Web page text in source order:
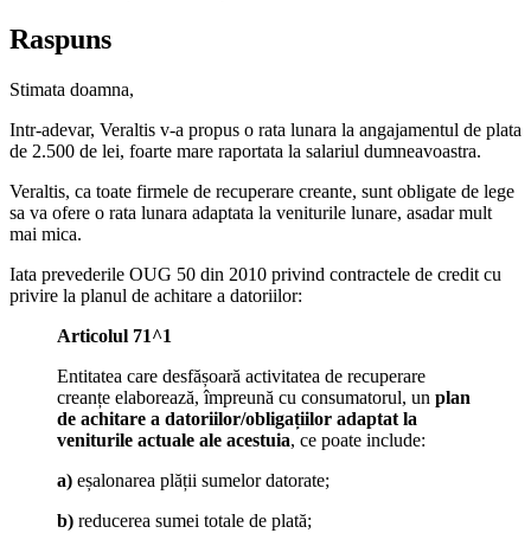
Raspuns
Stimata doamna,
Intr-adevar, Veraltis v-a propus o rata lunara la angajamentul de plata
de 2.500 de lei, foarte mare raportata la salariul dumneavoastra.
Veraltis, ca toate firmele de recuperare creante, sunt obligate de lege
sa va ofere o rata lunara adaptata la veniturile lunare, asadar mult
mai mica.
Iata prevederile OUG 50 din 2010 privind contractele de credit cu
privire la planul de achitare a datoriilor:
Articolul 71^1
Entitatea care desfășoară activitatea de recuperare
creanțe elaborează, împreună cu consumatorul, un plan
de achitare a datoriilor/obligațiilor adaptat la
veniturile actuale ale acestuia, ce poate include:
a) eșalonarea plății sumelor datorate;
b) reducerea sumei totale de plată;